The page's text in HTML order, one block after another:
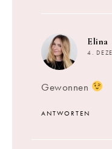
Elina
4.
Gewonnen
ANTWORTEN